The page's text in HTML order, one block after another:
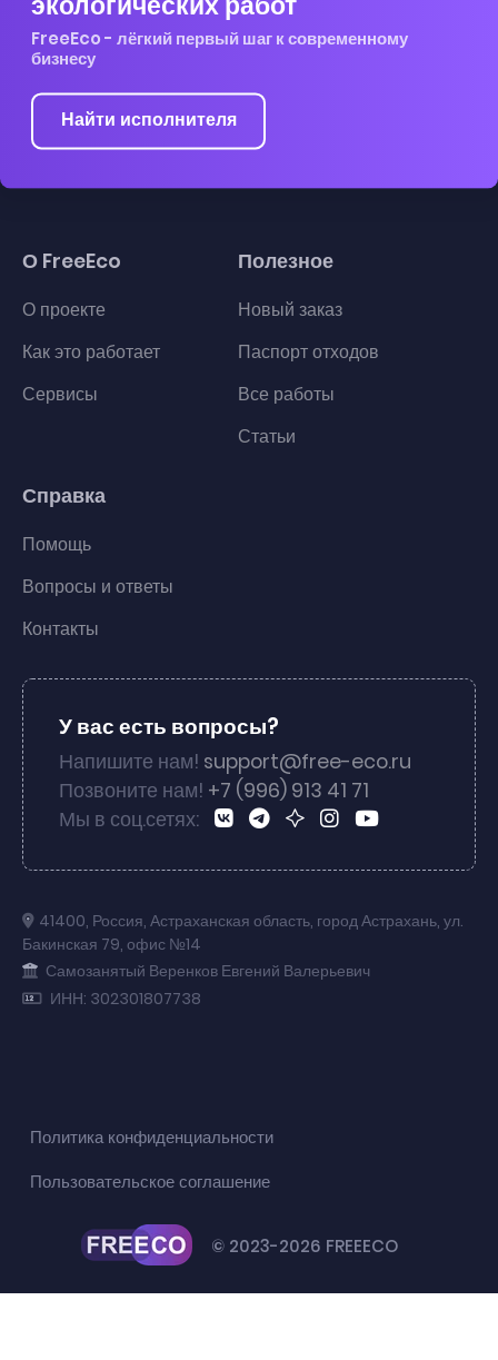
FreeEco - лёгкий первый шаг к современному
бизнесу
Найти исполнителя
О FreeEco
О проекте
Как это работает
Сервисы
Полезное
Новый заказ
Паспорт отходов
Все работы
Статьи
Справка
Помощь
Вопросы и ответы
Контакты
У вас есть вопросы?
Напишите нам! support@free-eco.ru
Позвоните нам! +7 (996) 913 41 71
Мы в соц.сетях:
41400, Россия, Астраханская область, город Астрахань, ул.
Бакинская 79, офис №14
Самозанятый Веренков Евгений Валерьевич
ИНН: 302301807738
© 2023-2026 FREEECO
Политика конфиденциальности
Пользовательское соглашение